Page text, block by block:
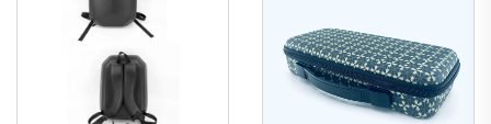
duurzaam, zwart, geschikt
voor kampeertochten en
reizen